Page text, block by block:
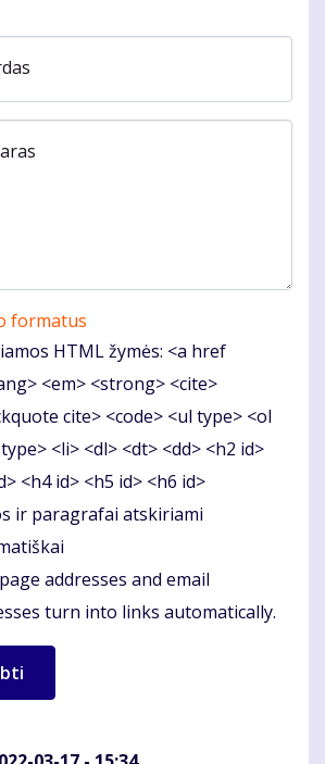
formatus
HTML žymės: <a href
<em> <strong> <cite>
cite> <code> <ul type> <ol
<li> <dl> <dt> <dd> <h2 id>
<h4 id> <h5 id> <h6 id>
ir paragrafai atskiriami
addresses and email
turn into links automatically.